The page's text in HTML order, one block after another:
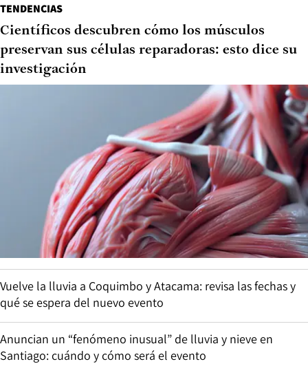
TENDENCIAS
Científicos descubren cómo los músculos
preservan sus células reparadoras: esto dice su
investigación
Vuelve la lluvia a Coquimbo y Atacama: revisa las fechas y
qué se espera del nuevo evento
Anuncian un “fenómeno inusual” de lluvia y nieve en
Santiago: cuándo y cómo será el evento